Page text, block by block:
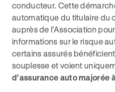
conducteur. Cette
automatique du titulaire du
auprès de l’Association
informations sur le risque
certains assurés
souplesse et voient
d’assurance auto majorée